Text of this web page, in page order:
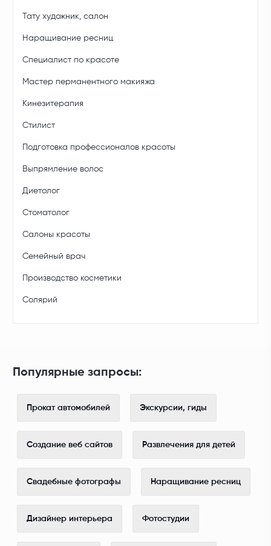
Тату художник, салон
Наращивание ресниц
Специалист по красоте
Мастер перманентного макияжа
Кинезитерапия
Стилист
Подготовка профессионалов красоты
Выпрямление волос
Диетолог
Стоматолог
Салоны красоты
Семейный врач
Производство косметики
Солярий
Популярные запросы:
Прокат автомобилей Экскурсии, гиды
Создание веб сайтов Развлечения для детей
Свадебные фотографы Наращивание ресниц
Дизайнер интерьера Фотостудии